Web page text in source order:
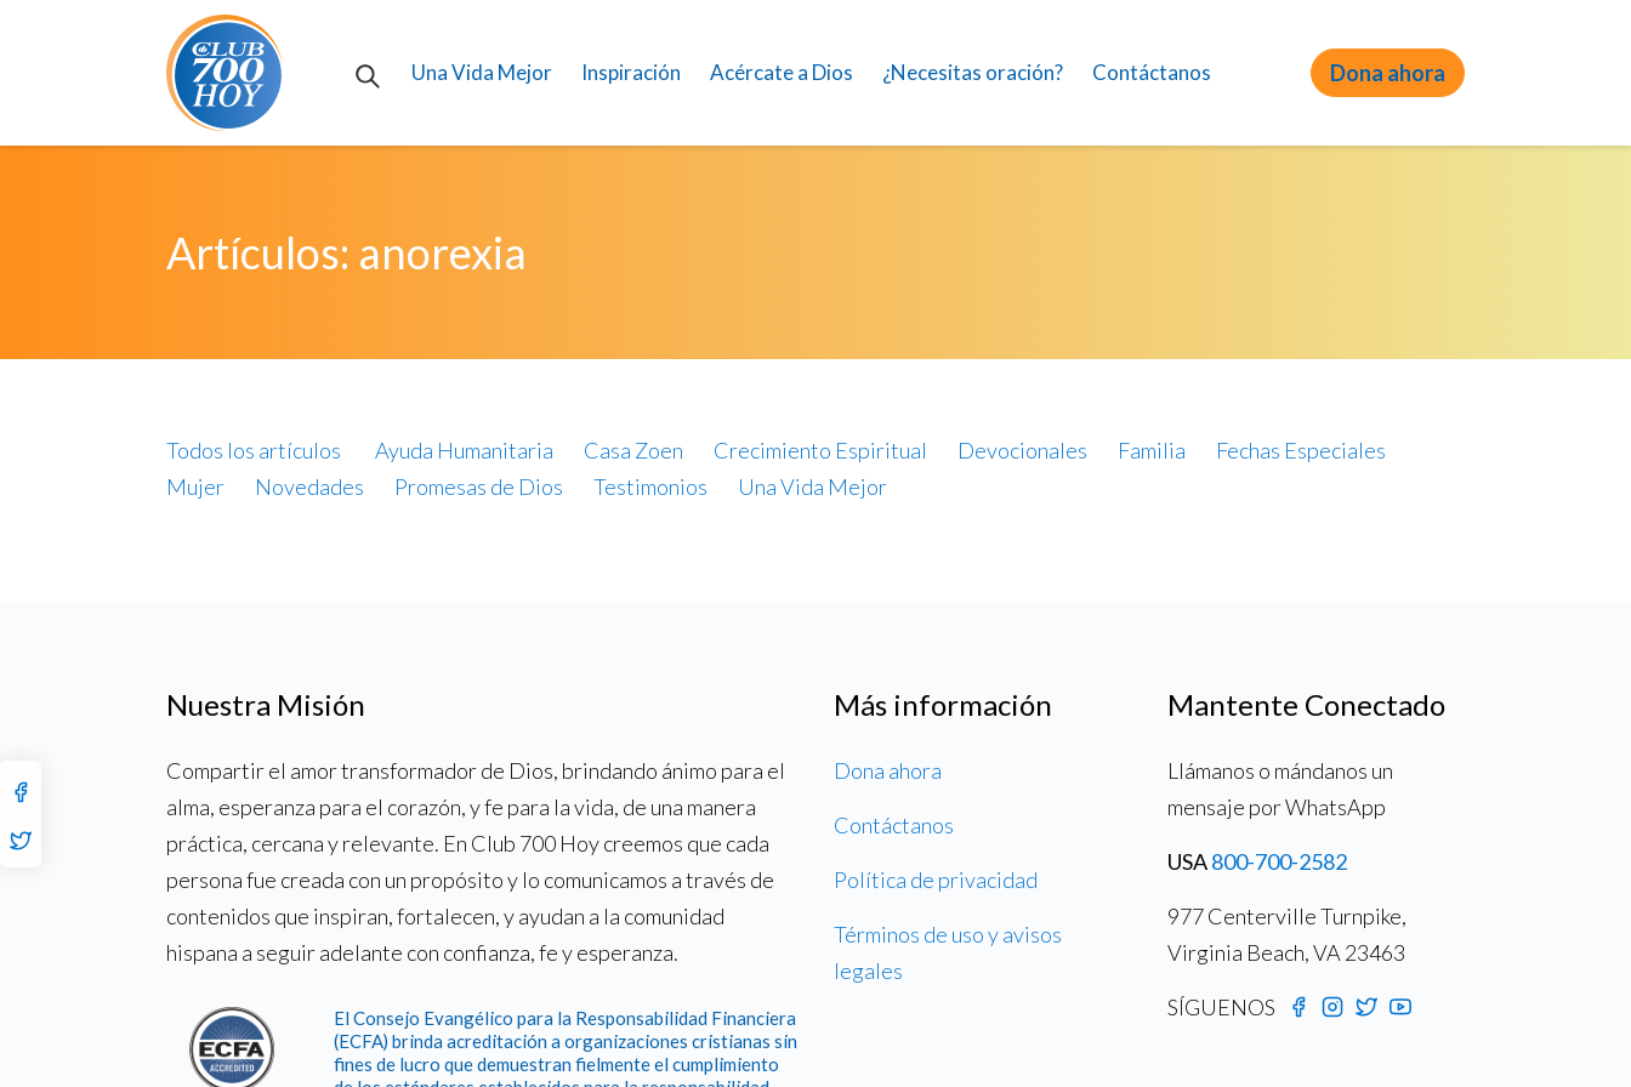
Una Vida Mejor Inspiración Acércate a Dios ¿Necesitas oración? Contáctanos Dona ahora
Artículos: anorexia
Todos los artículos Ayuda Humanitaria Casa Zoen Crecimiento Espiritual Devocionales Familia
Fechas Especiales
Mujer
Novedades Promesas de Dios Testimonios Una Vida Mejor
Nuestra Misión
Compartir el amor transformador de Dios, brindando ánimo para el
alma, esperanza para el corazón, y fe para la vida, de una manera
práctica, cercana y relevante. En Club 700 Hoy creemos que cada
persona fue creada con un propósito y lo comunicamos a través de
contenidos que inspiran, fortalecen, y ayudan a la comunidad
hispana a seguir adelante con confianza, fe y esperanza.
El Consejo Evangélico para la Responsabilidad Financiera
(ECFA) brinda acreditación a organizaciones cristianas sin
fines de lucro que demuestran fielmente el cumplimiento
Más información
Dona ahora
Contáctanos
Política de privacidad
Términos de uso y avisos
legales
Mantente Conectado
Llámanos o mándanos un
mensaje por WhatsApp
USA800-700-2582
977 Centerville Turnpike,
Virginia Beach, VA 23463
SÍGUENOS